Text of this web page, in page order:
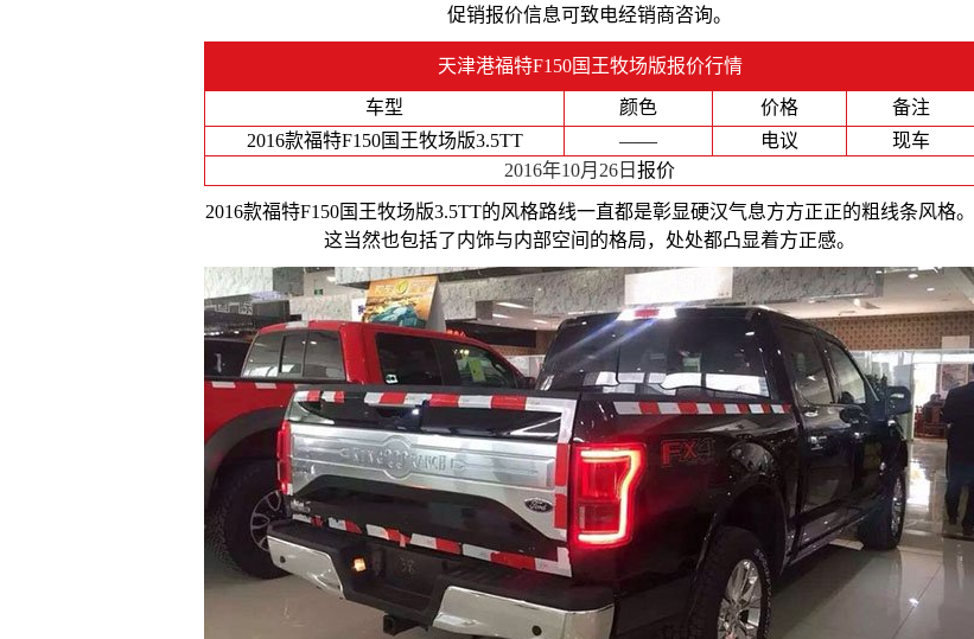
促销报价信息可致电经销商咨询。
天津港福特F150国王牧场版报价行情
车型 颜色 价格
备注
2016款福特F150国王牧场版3.5TT
—— 电议
现车
2016年10月26日 报价
2016款福特F150国王牧场版3.5TT的风格路线一直都是彰显硬汉气息方方正正的粗线条风格。
这当然也包括了内饰与内部空间的格局，处处都凸显着方正感。